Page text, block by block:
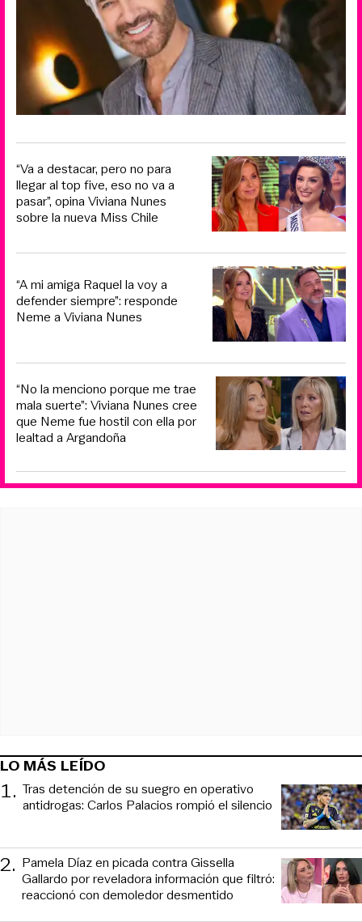
“Va a destacar, pero no para
llegar al top five, eso no va a
pasar”, opina Viviana Nunes
sobre la nueva Miss Chile
“A mi amiga Raquel la voy a
defender siempre”: responde
Neme a Viviana Nunes
“No la menciono porque me trae
mala suerte”: Viviana Nunes cree
que Neme fue hostil con ella por
lealtad a Argandoña
LO MÁS LEÍDO
1. Tras detención de su suegro en operativo
antidrogas: Carlos Palacios rompió el silencio
2. Pamela Díaz en picada contra Gissella
Gallardo por reveladora información que filtró:
reaccionó con demoledor desmentido